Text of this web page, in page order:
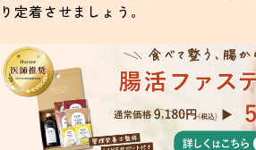
り定着させましょう。